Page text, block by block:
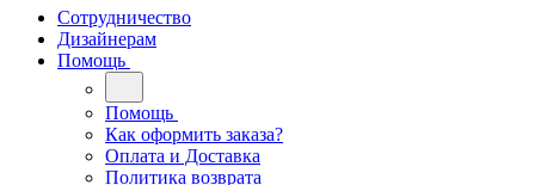
Сотрудничество
Дизайнерам
Помощь
Помощь
Как оформить заказа?
Оплата и Доставка
Политика возврата